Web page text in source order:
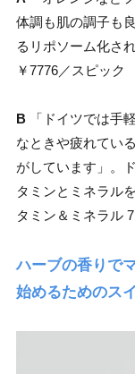
体調も肌の調子も
るリポソーム化さ
￥7776／スピック
B
「ドイツでは手
なときや疲れてい
がしています」。
タミンとミネラル
タミン＆ミネラル
ハーブの香りで
始めるためのス